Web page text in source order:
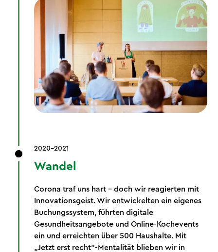
2020-2021
Wandel
Corona traf uns hart – doch wir reagierten mit
Innovationsgeist. Wir entwickelten ein eigenes
Buchungssystem, führten digitale
Gesundheitsangebote und Online-Kochevents
ein und erreichten über 500 Haushalte. Mit
„Jetzt erst recht“-Mentalität blieben wir in